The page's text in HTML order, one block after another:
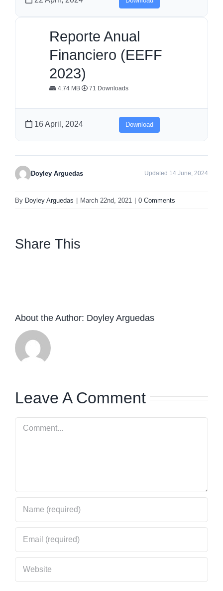
Reporte Anual
Financiero (EEFF
2023)
4.74 MB 71 Downloads
16 April, 2024 Download
Doyley Arguedas Updated 14 June, 2024
By Doyley Arguedas March 22nd, 2021 0 Comments
Share This
About the Author: Doyley Arguedas
Leave A Comment
Comment